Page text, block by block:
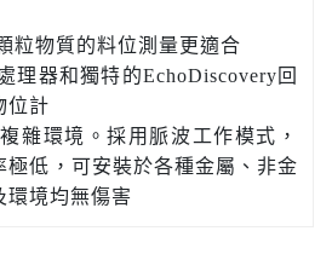
粒物質的料位測量更適合
理器和獨特的EchoDiscovery回
位計
雜環境。採用脈波工作模式，
極低，可安裝於各種金屬、非金
環境均無傷害